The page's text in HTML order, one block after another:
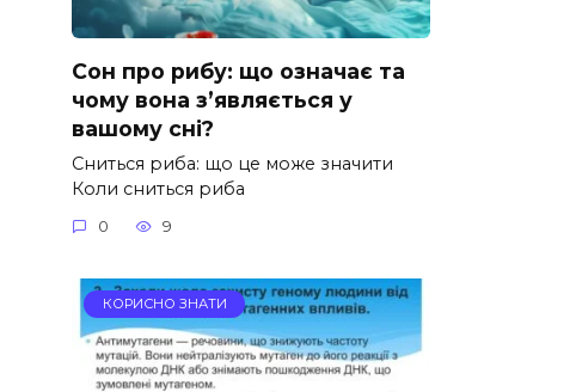
Сон про рибу: що означає та
чому вона з’являється у
вашому сні?
Сниться риба: що це може значити
Коли сниться риба
0 9
КОРИСНО ЗНАТИ